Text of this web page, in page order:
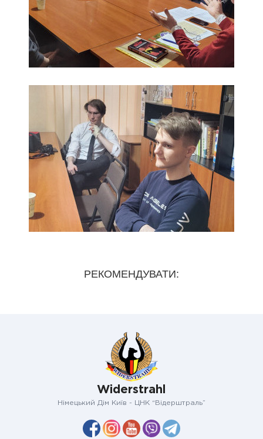
РЕКОМЕНДУВАТИ:
Widerstrahl
Німецький Дім Київ - ЦНК “Відерштраль”